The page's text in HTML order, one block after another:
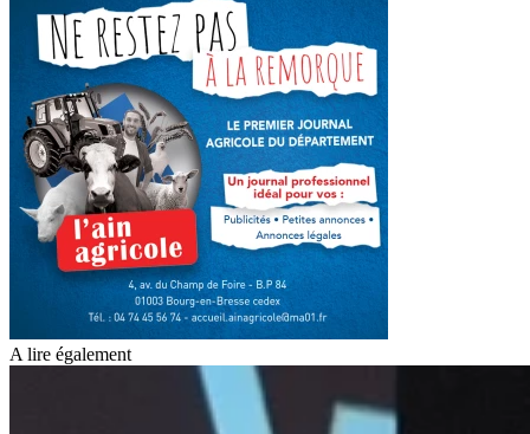
A lire également